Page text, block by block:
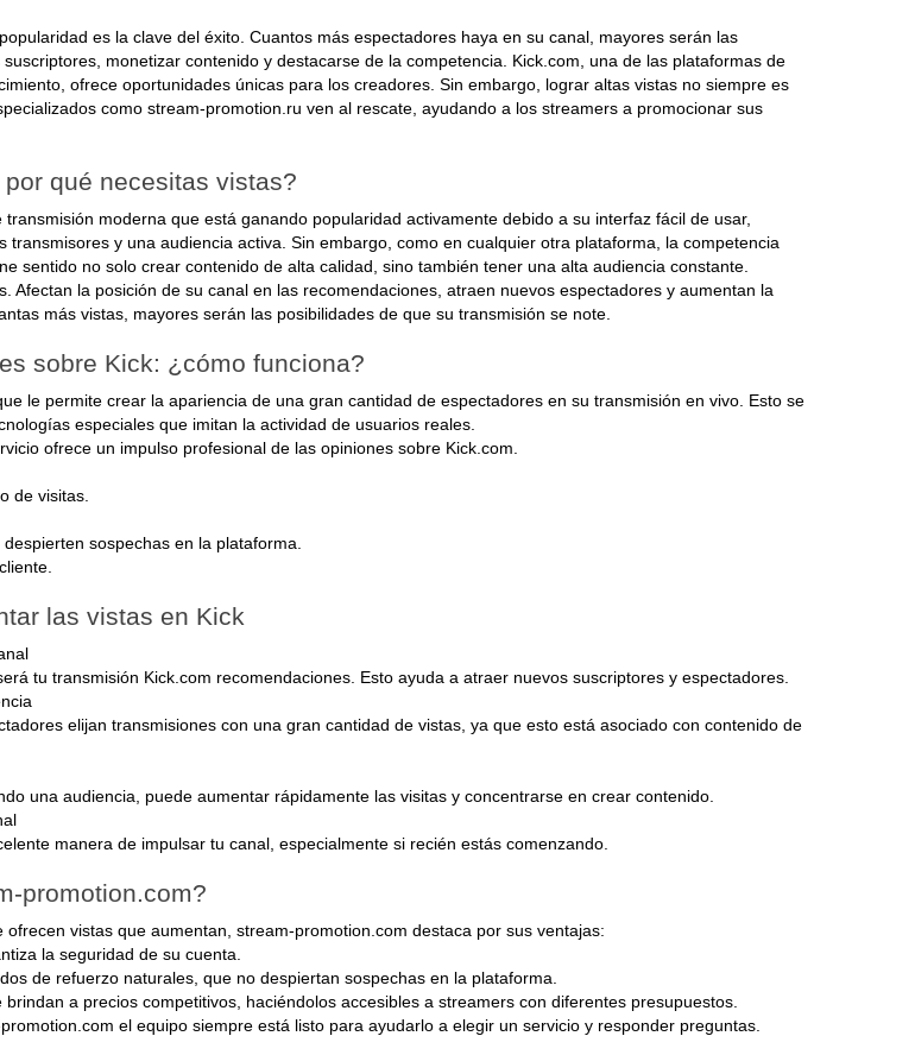
es la clave del éxito. Cuantos más espectadores haya en su canal, mayores serán las
monetizar contenido y destacarse de la competencia. Kick.com, una de las plataformas de
ofrece oportunidades únicas para los creadores. Sin embargo, lograr altas vistas no siempre es
como stream-promotion.ru ven al rescate, ayudando a los streamers a promocionar sus
qué necesitas vistas?
moderna que está ganando popularidad activamente debido a su interfaz fácil de usar,
transmisores y una audiencia activa. Sin embargo, como en cualquier otra plataforma, la competencia
sentido no solo crear contenido de alta calidad, sino también tener una alta audiencia constante.
Afectan la posición de su canal en las recomendaciones, atraen nuevos espectadores y aumentan la
más vistas, mayores serán las posibilidades de que su transmisión se note.
sobre Kick: ¿cómo funciona?
le permite crear la apariencia de una gran cantidad de espectadores en su transmisión en vivo. Esto se
especiales que imitan la actividad de usuarios reales.
ofrece un impulso profesional de las opiniones sobre Kick.com.
de visitas.
sospechas en la plataforma.
las vistas en Kick
tu transmisión Kick.com recomendaciones. Esto ayuda a atraer nuevos suscriptores y espectadores.
elijan transmisiones con una gran cantidad de vistas, ya que esto está asociado con contenido de
una audiencia, puede aumentar rápidamente las visitas y concentrarse en crear contenido.
manera de impulsar tu canal, especialmente si recién estás comenzando.
promotion.com?
ofrecen vistas que aumentan, stream-promotion.com destaca por sus ventajas:
la seguridad de su cuenta.
de refuerzo naturales, que no despiertan sospechas en la plataforma.
brindan a precios competitivos, haciéndolos accesibles a streamers con diferentes presupuestos.
el equipo siempre está listo para ayudarlo a elegir un servicio y responder preguntas.